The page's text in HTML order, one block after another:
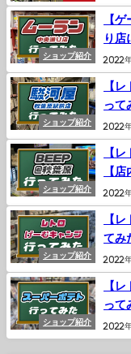
ショップ紹介
【
り店
2022
ショップ紹介
【
って
2022
ショップ紹介
【
【店
2022
ショップ紹介
【
てみ
2022
ショップ紹介
【
って
2022